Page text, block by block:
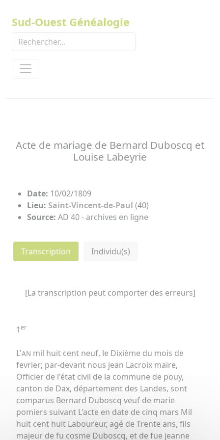
Sud-Ouest Généalogie
Acte de mariage de Bernard Duboscq et
Louise Labeyrie
Date: 10/02/1809
Lieu: Saint-Vincent-de-Paul (40)
Source: AD 40 - archives en ligne
Transcription Individu(s)
[La transcription peut comporter des erreurs]
1er
L'AN mil huit cent neuf, le Dixième du mois de
fevrier; par-devant nous jean Lacroix maire,
Officier de l'état civil de la commune de pouy,
canton de Dax, département des Landes, sont
comparus Bernard Duboscq veuf de marie
pomiers suivant L'acte en date de cinq mars Mil
huit cent huit Laboureur, agé de Trente ans, fils
majeur de fu cosme Duboscq, et de fue jeanne